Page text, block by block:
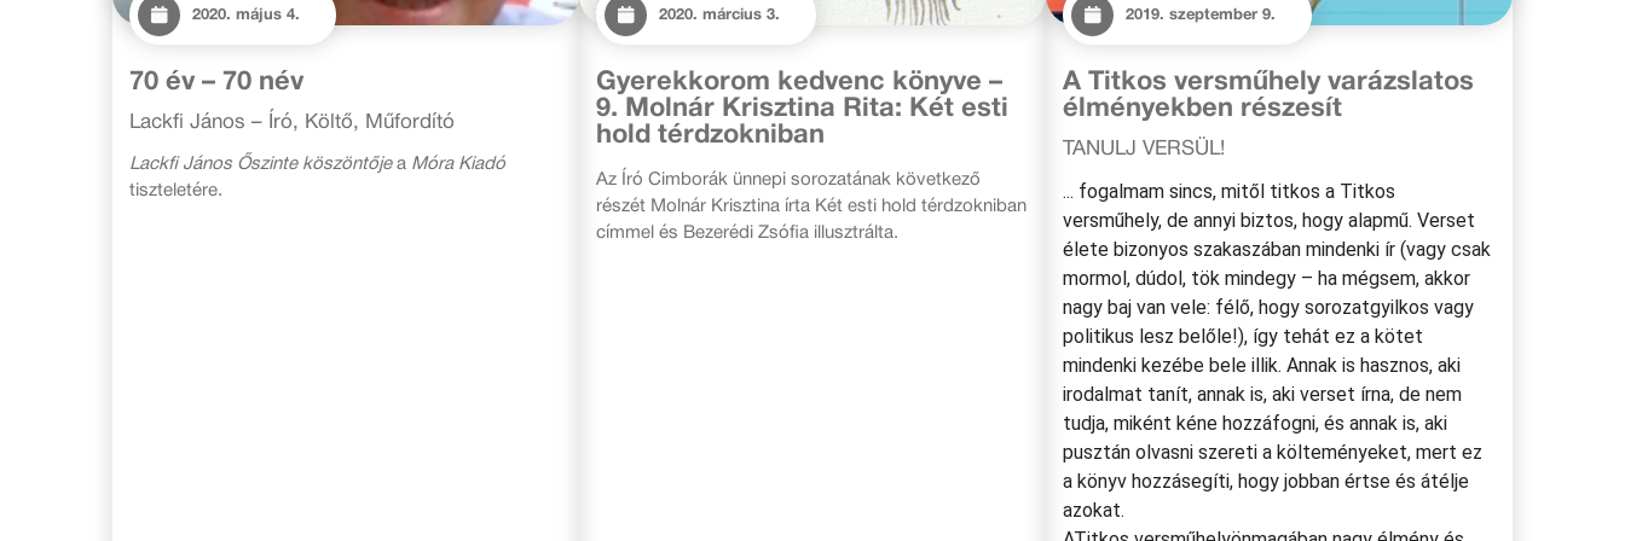
2020. május 4.
70 év – 70 név
Lackfi János – Író, Költő, Műfordító
Lackfi János Őszinte köszöntőjea Móra Kiadó
tiszteletére.
2020. március 3.
Gyerekkorom kedvenc könyve –
9. Molnár Krisztina Rita: Két esti
hold térdzokniban
Az Író Cimborák ünnepi sorozatának következő
részét Molnár Krisztina írta Két esti hold térdzokniban
címmel és Bezerédi Zsófia illusztrálta.
2019. szeptember 9.
A Titkos versműhely varázslatos
élményekben részesít
TANULJ VERSÜL!
... fogalmam sincs, mitől titkos a Titkos
versműhely, de annyi biztos, hogy alapmű. Verset
élete bizonyos szakaszában mindenki ír (vagy csak
mormol, dúdol, tök mindegy – ha mégsem, akkor
nagy baj van vele: félő, hogy sorozatgyilkos vagy
politikus lesz belőle!), így tehát ez a kötet
mindenki kezébe bele illik. Annak is hasznos, aki
irodalmat tanít, annak is, aki verset írna, de nem
tudja, miként kéne hozzáfogni, és annak is, aki
pusztán olvasni szereti a költeményeket, mert ez
a könyv hozzásegíti, hogy jobban értse és átélje
azokat.